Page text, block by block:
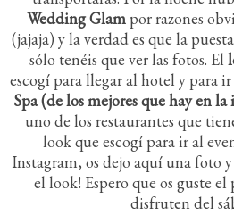
Wedding Glampor razones
(jajaja) y la verdad es que la
sólo tenéis que ver las fotos. El
escogí para llegar al hotel y para
Spa (de los mejores que hay en la
uno de los restaurantes que
look que escogí para ir al
Instagram, os dejo aquí una foto
el look! Espero que os guste el
disfruten del